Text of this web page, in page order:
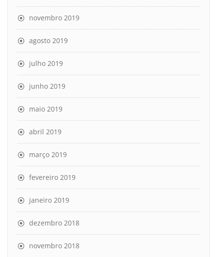
novembro 2019
agosto 2019
julho 2019
junho 2019
maio 2019
abril 2019
março 2019
fevereiro 2019
janeiro 2019
dezembro 2018
novembro 2018